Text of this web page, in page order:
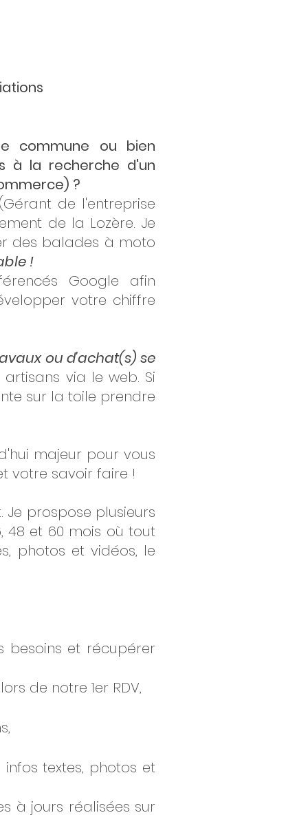
commune ou bien
à la recherche d'un
?
(Gérant de l'entreprise
de la Lozère. Je
des balades à moto
!
Google afin
votre chiffre
ou d'achat(s) se
via le web. Si
sur la toile prendre
majeur pour vous
votre savoir faire !
prospose plusieurs
48 et 60 mois où tout
photos et vidéos, le
besoins et récupérer
de notre 1er RDV,
textes, photos et
à jours réalisées sur